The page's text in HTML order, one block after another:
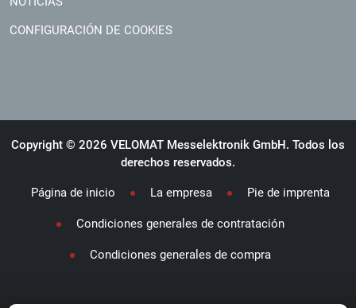
CONFIGURACIÓN DE COOKIES
Página de inicio La empresa Pie de imprenta
Condiciones generales de contratación
Condiciones generales de compra
Copyright © 2026 VELOMAT Messelektronik GmbH. Todos los
derechos reservados.